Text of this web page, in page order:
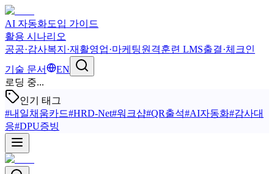
AI 자동화도입 가이드
활용 시나리오
공공·감사복지·재활영업·마케팅원격훈련 LMS출결·체크인
기술 문서
EN
로딩 중...
인기 태그
#내일채움카드#HRD-Net#워크샵#QR출석#AI자동화#감사대
응#DPU증빙